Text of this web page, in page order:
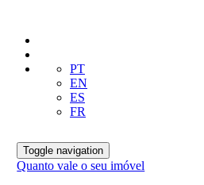
PT
EN
ES
FR
Toggle navigation
Quanto vale o seu imóvel